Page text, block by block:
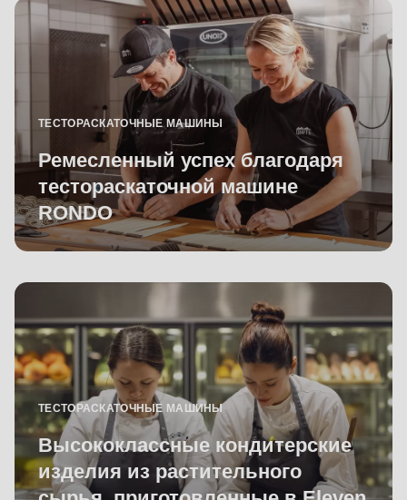
ТЕСТОРАСКАТОЧНЫЕ МАШИНЫ
Ремесленный успех благодаря
тестораскаточной машине
RONDO
ТЕСТОРАСКАТОЧНЫЕ МАШИНЫ
Высококлассные кондитерские
изделия из растительного